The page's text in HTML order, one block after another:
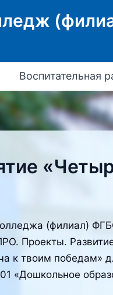
Воспитательная
(филиал)
Проекты.
к твоим победам»
«Дошкольное